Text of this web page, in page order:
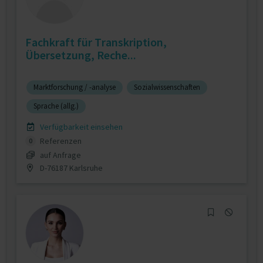
Fachkraft für Transkription,
Übersetzung, Reche...
Marktforschung / -analyse
Sozialwissenschaften
Sprache (allg.)
Verfügbarkeit einsehen
0
Referenzen
auf Anfrage
D-76187 Karlsruhe